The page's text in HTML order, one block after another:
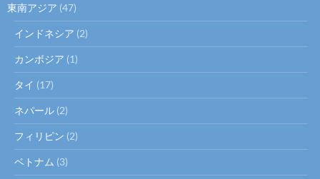
東南アジア (47)
インドネシア (2)
カンボジア (1)
タイ (17)
ネパール (2)
フィリピン (2)
ベトナム (3)